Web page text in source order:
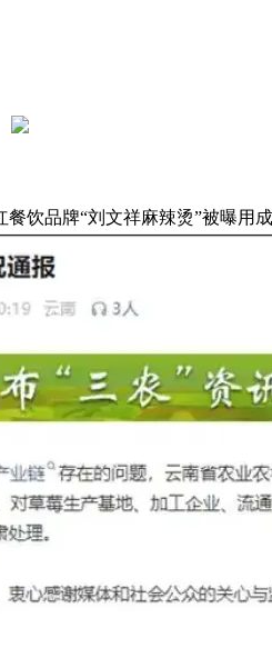
品牌“刘文祥麻辣烫”被曝用